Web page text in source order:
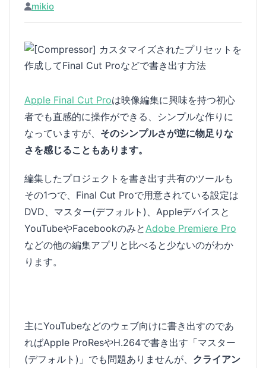
mikio
Apple Final Cut Proは映像編集に興味を持つ初心
者でも直感的に操作ができる、シンプルな作りに
なっていますが、 そのシンプルさが逆に物足りな
さを感じることもあります。
編集したプロジェクトを書き出す共有のツールも
その1つで、Final Cut Proで用意されている設定は
DVD、マスター(デフォルト)、Appleデバイスと
YouTubeやFacebookのみと Adobe Premiere Pro
などの他の編集アプリと比べると少ないのがわか
ります。
主にYouTubeなどのウェブ向けに書き出すのであ
ればApple ProResやH.264で書き出す「マスター
(デフォルト)」でも問題ありませんが、 クライアン